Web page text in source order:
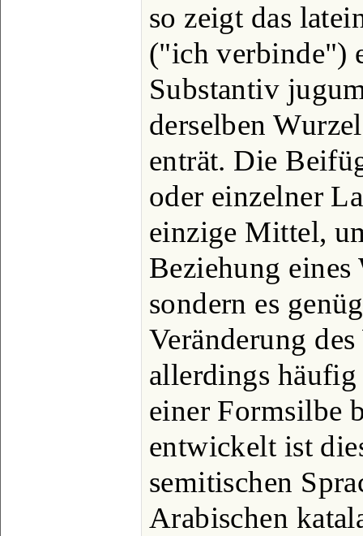
so zeigt das
("ich verbinde")
Substantiv
derselben
enträt. Die
oder einzelner
einzige Mittel,
Beziehung eines
sondern es
Veränderung
allerdings
einer Formsilbe
entwickelt ist
semitischen
Arabischen